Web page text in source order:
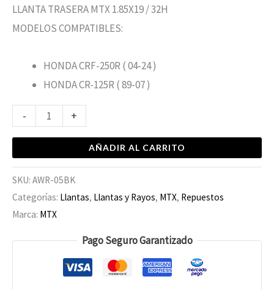
LLANTA TRASERA MTX 1.85X19 / 32H
MODELOS COMPATIBLES:
HONDA CRF-250R ( 04-24 )
HONDA CR-125R ( 89-07 )
- +
AÑADIR AL CARRITO
SKU: AWR-05BK
Categorías: Llantas, Llantas y Rayos, MTX, Repuestos
Marca: MTX
Pago Seguro Garantizado